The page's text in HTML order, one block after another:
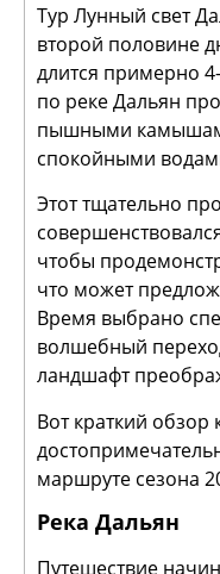
Тур Лунный свет
второй половине
длится примерно
по реке Дальян
пышными
спокойными
Этот тщательно
чтобы
что может
Время выбрано
волшебный
ландшафт
Вот краткий обзор
маршруте сезона
Река Дальян
Путешествие